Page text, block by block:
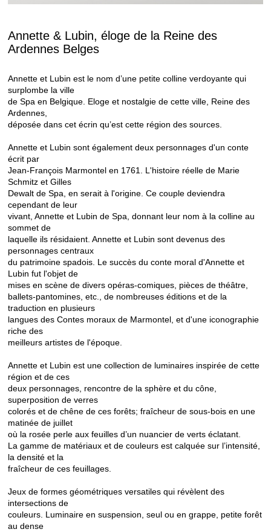
Annette & Lubin, éloge de la Reine des
Ardennes Belges
Annette et Lubin est le nom d’une petite colline verdoyante qui
surplombe la ville
de Spa en Belgique. Eloge et nostalgie de cette ville, Reine des
Ardennes,
déposée dans cet écrin qu’est cette région des sources.
Annette et Lubin sont également deux personnages d'un conte
écrit par
Jean-François Marmontel en 1761. L'histoire réelle de Marie
Schmitz et Gilles
Dewalt de Spa, en serait à l'origine. Ce couple deviendra
cependant de leur
vivant, Annette et Lubin de Spa, donnant leur nom à la colline au
sommet de
laquelle ils résidaient. Annette et Lubin sont devenus des
personnages centraux
du patrimoine spadois. Le succès du conte moral d'Annette et
Lubin fut l'objet de
mises en scène de divers opéras-comiques, pièces de théâtre,
ballets-pantomines, etc., de nombreuses éditions et de la
traduction en plusieurs
langues des Contes moraux de Marmontel, et d'une iconographie
riche des
meilleurs artistes de l'époque.
Annette et Lubin est une collection de luminaires inspirée de cette
région et de ces
deux personnages, rencontre de la sphère et du cône,
superposition de verres
colorés et de chêne de ces forêts; fraîcheur de sous-bois en une
matinée de juillet
où la rosée perle aux feuilles d’un nuancier de verts éclatant.
La gamme de matériaux et de couleurs est calquée sur l’intensité,
la densité et la
fraîcheur de ces feuillages.
Jeux de formes géométriques versatiles qui révèlent des
intersections de
couleurs. Luminaire en suspension, seul ou en grappe, petite forêt
au dense